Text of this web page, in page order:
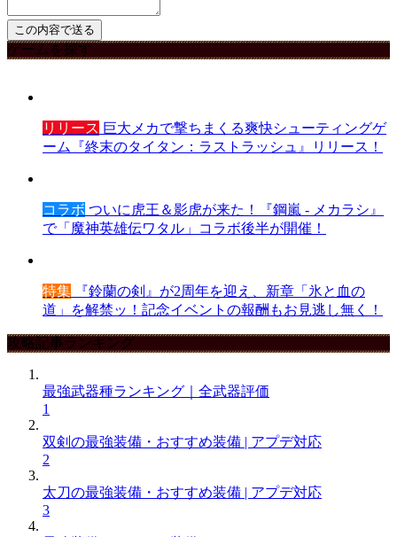
ゲームを探す
リリース 巨大メカで撃ちまくる爽快シューティングゲ
ーム『終末のタイタン：ラストラッシュ』リリース！
コラボ ついに虎王＆影虎が来た！『鋼嵐 - メカラシ』
で「魔神英雄伝ワタル」コラボ後半が開催！
特集 『鈴蘭の剣』が2周年を迎え、新章「氷と血の
道」を解禁ッ！記念イベントの報酬もお見逃し無く！
攻略記事ランキング
最強武器種ランキング｜全武器評価
1
双剣の最強装備・おすすめ装備 | アプデ対応
2
太刀の最強装備・おすすめ装備 | アプデ対応
3